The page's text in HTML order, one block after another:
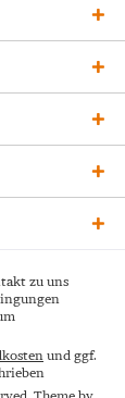
zu uns
und ggf.